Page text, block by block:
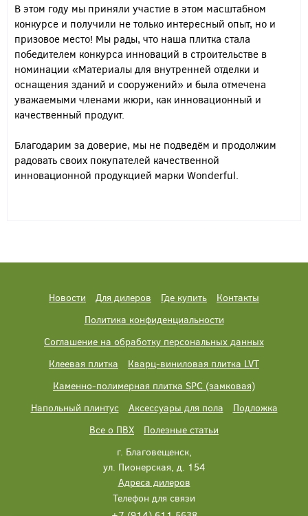
В этом году мы приняли участие в этом масштабном
конкурсе и получили не только интересный опыт, но и
призовое место! Мы рады, что наша плитка стала
победителем конкурса инноваций в строительстве в
номинации «Материалы для внутренней отделки и
оснащения зданий и сооружений» и была отмечена
уважаемыми членами жюри, как инновационный и
качественный продукт.
Благодарим за доверие, мы не подведём и продолжим
радовать своих покупателей качественной
инновационной продукцией марки Wonderful.
Новости Для дилеров Где купить
Контакты
Политика конфиденциальности
Соглашение на обработку персональных данных
Клеевая плитка
Кварц-виниловая плитка LVT
Каменно-полимерная плитка SPC (замковая)
Напольный плинтус
Аксессуары для пола
Подложка
Все о ПВХ
Полезные статьи
г. Благовещенск,
ул. Пионерская, д. 154
Адреса дилеров
Телефон для связи